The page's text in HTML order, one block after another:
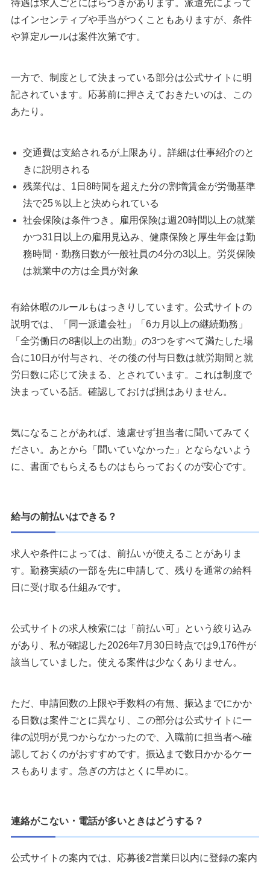
待遇は求人ごとにばらつきがあります。派遣先によって
はインセンティブや手当がつくこともありますが、条件
や算定ルールは案件次第です。
一方で、制度として決まっている部分は公式サイトに明
記されています。応募前に押さえておきたいのは、この
あたり。
交通費は支給されるが上限あり。詳細は仕事紹介のと
きに説明される
残業代は、1日8時間を超えた分の割増賃金が労働基準
法で25％以上と決められている
社会保険は条件つき。雇用保険は週20時間以上の就業
かつ31日以上の雇用見込み、健康保険と厚生年金は勤
務時間・勤務日数が一般社員の4分の3以上。労災保険
は就業中の方は全員が対象
有給休暇のルールもはっきりしています。公式サイトの
説明では、「同一派遣会社」「6カ月以上の継続勤務」
「全労働日の8割以上の出勤」の3つをすべて満たした場
合に10日が付与され、その後の付与日数は就労期間と就
労日数に応じて決まる、とされています。これは制度で
決まっている話。確認しておけば損はありません。
気になることがあれば、遠慮せず担当者に聞いてみてく
ださい。あとから「聞いていなかった」とならないよう
に、書面でもらえるものはもらっておくのが安心です。
給与の前払いはできる？
求人や条件によっては、前払いが使えることがありま
す。勤務実績の一部を先に申請して、残りを通常の給料
日に受け取る仕組みです。
公式サイトの求人検索には「前払い可」という絞り込み
があり、私が確認した2026年7月30日時点では9,176件が
該当していました。使える案件は少なくありません。
ただ、申請回数の上限や手数料の有無、振込までにかか
る日数は案件ごとに異なり、この部分は公式サイトに一
律の説明が見つからなかったので、入職前に担当者へ確
認しておくのがおすすめです。振込まで数日かかるケー
スもあります。急ぎの方はとくに早めに。
連絡がこない・電話が多いときはどうする？
公式サイトの案内では、応募後2営業日以内に登録の案内